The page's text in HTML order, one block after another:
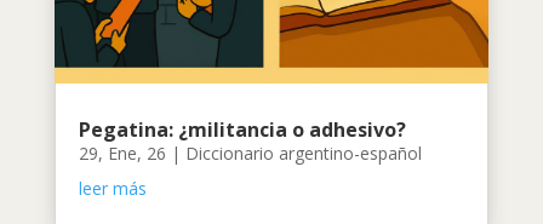
Pegatina: ¿militancia o adhesivo?
29, Ene, 26 | Diccionario argentino-español
leer más